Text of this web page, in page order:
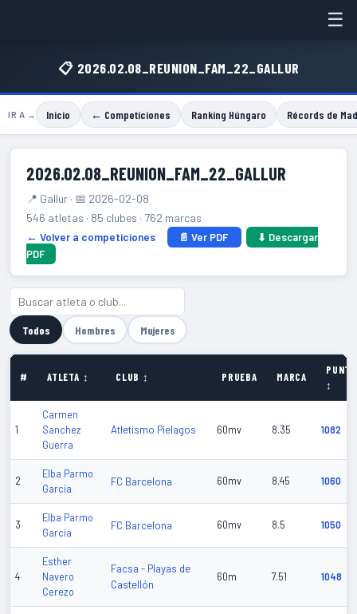
☰
📋 2026.02.08_REUNION_FAM_22_GALLUR
IR A → Inicio ← Competiciones Ranking Húngaro Récords de
2026.02.08_REUNION_FAM_22_GALLUR
📍 Gallur · 📅 2026-02-08
546 atletas · 85 clubes · 762 marcas
← Volver a competiciones
📄 Ver PDF
⬇ Descargar
PDF
Todos Hombres Mujeres
# ATLETA ↕ CLUB ↕ PRUEBA MARCA
↕
1
Carmen
Sanchez
Guerra
Atletismo Pielagos 60mv 8.35 1082
2
Elba Parmo
Garcia
FC Barcelona 60mv 8.45 1060
3
Elba Parmo
Garcia
FC Barcelona 60mv 8.5 1050
4
Esther
Navero
Cerezo
Facsa - Playas de
Castellón
60m 7.51 1048